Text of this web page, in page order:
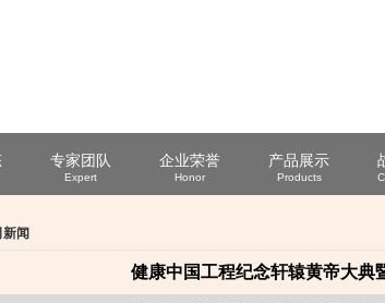
专家团队
Expert
企业荣誉
Honor
产品展示
Products
闻
健康中国工程纪念轩辕黄帝大典